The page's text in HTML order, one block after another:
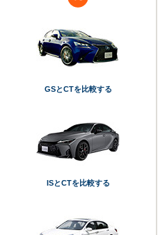
GSとCTを比較する
ISとCTを比較する